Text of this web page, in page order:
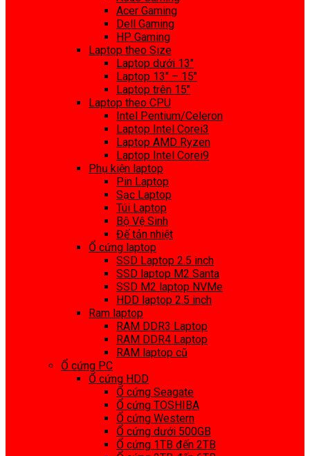
Acer Gaming
Dell Gaming
HP Gaming
Laptop theo Size
Laptop dưới 13″
Laptop 13″ – 15″
Laptop trên 15″
Laptop theo CPU
Intel Pentium/Celeron
Laptop Intel Corei3
Laptop AMD Ryzen
Laptop Intel Corei9
Phụ kiện laptop
Pin Laptop
Sạc Laptop
Túi Laptop
Bộ Vệ Sinh
Đế tản nhiệt
Ổ cứng laptop
SSD Laptop 2.5 inch
SSD laptop M2 Santa
SSD M2 laptop NVMe
HDD laptop 2.5 inch
Ram laptop
RAM DDR3 Laptop
RAM DDR4 Laptop
RAM laptop cũ
Ổ cứng PC
Ổ cứng HDD
Ổ cứng Seagate
Ổ cứng TOSHIBA
Ổ cứng Western
Ổ cứng dưới 500GB
Ổ cứng 1TB đến 2TB